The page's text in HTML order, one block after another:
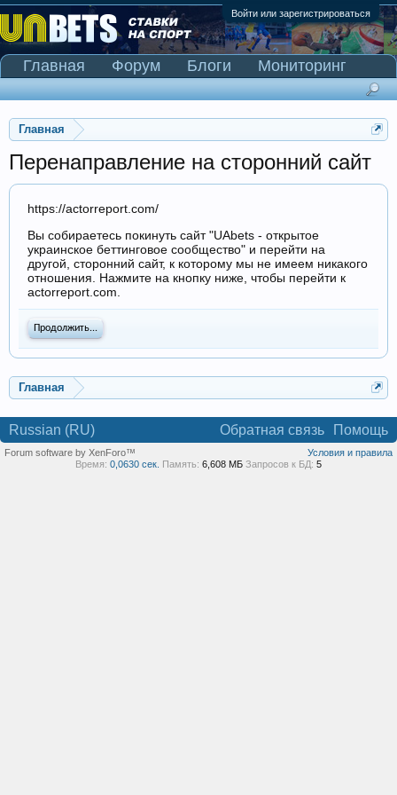
Войти или зарегистрироваться
Главная
Перенаправление на сторонний сайт
https://actorreport.com/
Вы собираетесь покинуть сайт "UAbets - открытое
украинское беттинговое сообщество" и перейти на
другой, сторонний сайт, к которому мы не имеем никакого
отношения. Нажмите на кнопку ниже, чтобы перейти к
actorreport.com.
Продолжить...
Главная
Главная Форум Блоги
Мониторинг
Сканер Pinnacle
Russian (RU) Обратная связь Помощь
Условия и правила
Forum software by XenForo™
Время: 0,0630 сек. Память: 6,608 МБ Запросов к БД: 5